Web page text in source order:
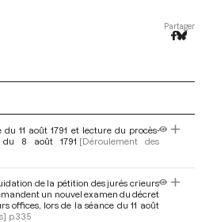
Partager
11 août 1791 et lecture du procès-
8 août 1791 [Déroulement des
de la pétition des jurés crieurs
un nouvel examen du décret
offices, lors de la séance du 11 août
p.335